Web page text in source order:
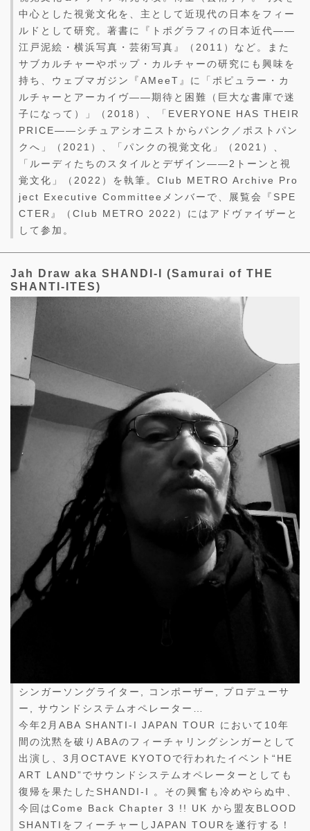
中心とした視覚文化を、主として近現代の日本をフィー
ルドとして研究。著書に『トポグラフィの日本近代——
江戸泥絵・横浜写真・芸術写真』（2011）など。また
サブカルチャーやポップ・カルチャーの研究にも興味を
持ち、ウェブマガジン『AMeeT』に「ポピュラー・カ
ルチャーとアーカイヴ——期待と困難（巨大な書庫で迷
子になって）」（2018）、「EVERYONE HAS THEIR
PRICE――シチュアシオニストからパンク／ポストパン
クへ」（2021）、「パンクの視覚文化」（2021）、
「ルーディたちのスタイルとデザイン——2トーンと視
覚文化」（2022）を執筆。Club METRO Archive Pro
ject Executive Committeeメンバーで、展覧会『SPE
CTER』（Club METRO 2022）にはアドヴァイザーと
して参加。
Jah Draw aka SHANDI-I (Samurai of THE
SHANTI-ITES)
シンガーソングライター, コンポーザー, プロデューサ
ー, サウンドシステムオペレーター…
今年2月ABA SHANTI-I JAPAN TOUR において10年
間の沈黙を破りABAのフィーチャリングシンガーとして
出演し、3月OCTAVE KYOTOで行われたイベント“HE
ART LAND”でサウンドシステムオペレーターとしても
復帰を果たしたSHANDI-I 。その興奮も冷めやらぬ中、
今回はCome Back Chapter 3 !! UK から盟友BLOOD
SHANTIをフィーチャーしJAPAN TOURを遂行する！